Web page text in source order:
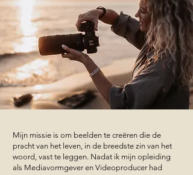
De afgelopen 8 jaar heb ik mij enorm ontwikkeld op
gebied van videografie. Het blijft zo een mooie reis om
je creativiteit en talenten los laten gaan.
Mijn missie is om beelden te creëren die de
pracht van het leven, in de breedste zin van het
woord, vast te leggen. Nadat ik mijn opleiding
als Mediavormgever en Videoproducer had